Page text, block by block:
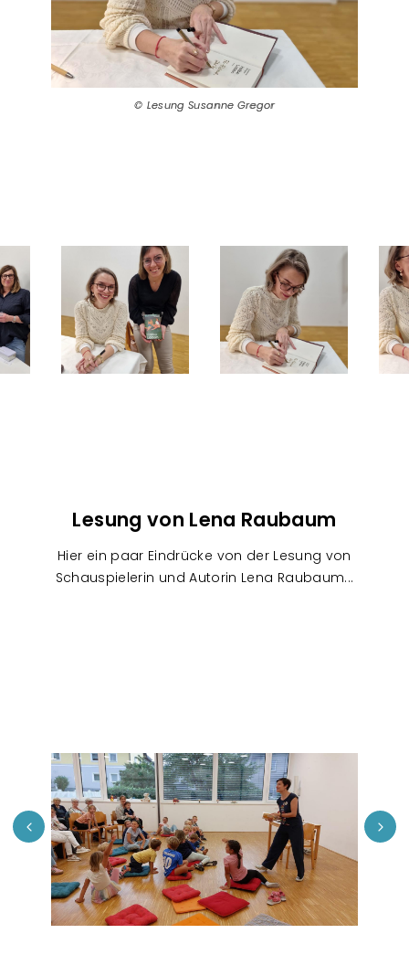
Lesung Susanne Gregor
Lesung von Lena Raubaum
Hier ein paar Eindrücke von der Lesung von
Schauspielerin und Autorin Lena Raubaum...